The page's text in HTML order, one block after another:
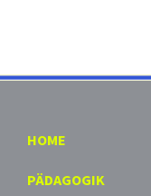
Termine
HOME
PÄDAGOGIK